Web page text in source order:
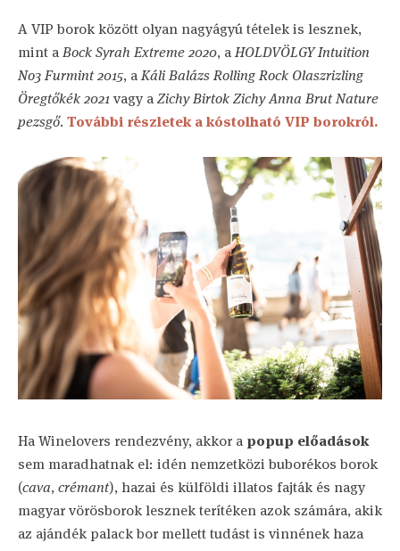
A VIP borok között olyan nagyágyú tételek is lesznek,
mint aBock Syrah Extreme 2020, aHOLDVÖLGY Intuition
No3 Furmint 2015, aKáli Balázs Rolling Rock Olaszrizling
Öregtőkék 2021 vagy aZichy Birtok Zichy Anna Brut Nature
pezsgő. További részletek a kóstolható VIP borokról.
Ha Winelovers rendezvény, akkor a popup előadások
sem maradhatnak el: idén nemzetközi buborékos borok
(cava, crémant), hazai és külföldi illatos fajták és nagy
magyar vörösborok lesznek terítéken azok számára, akik
az ajándék palack bor mellett tudást is vinnének haza